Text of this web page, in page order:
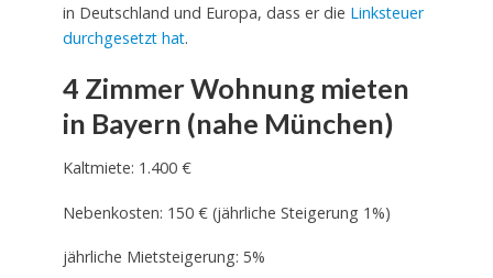
in Deutschland und Europa, dass er die Linksteuer
durchgesetzt hat.
4 Zimmer Wohnung mieten
in Bayern (nahe München)
Kaltmiete: 1.400 €
Nebenkosten: 150 € (jährliche Steigerung 1%)
jährliche Mietsteigerung: 5%